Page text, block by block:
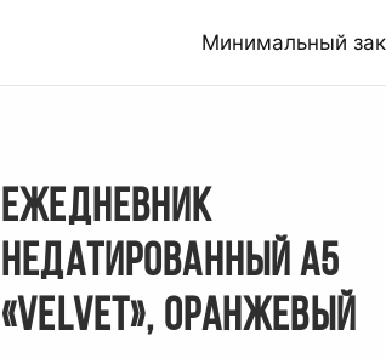
Минимальный
ЕЖЕДНЕВНИК
НЕДАТИРОВАННЫЙ А5
«VELVET», ОРАНЖЕВЫЙ